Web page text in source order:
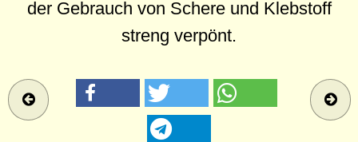
der Gebrauch von Schere und Klebstoff
streng verpönt.